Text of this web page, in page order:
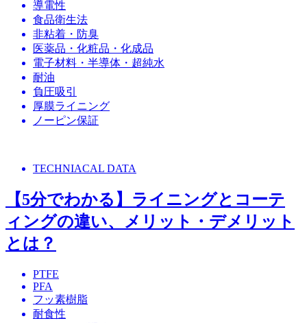
導電性
食品衛生法
非粘着・防臭
医薬品・化粧品・化成品
電子材料・半導体・超純水
耐油
負圧吸引
厚膜ライニング
ノーピン保証
TECHNIACAL DATA
【5分でわかる】ライニングとコーテ
ィングの違い、メリット・デメリット
とは？
PTFE
PFA
フッ素樹脂
耐食性